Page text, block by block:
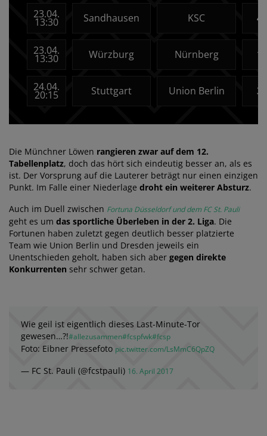
23.04.
13:30 Sandhausen KSC
23.04.
13:30 Würzburg Nürnberg
24.04.
20:15 Stuttgart Union Berlin
Die Münchner Löwen rangieren zwar auf dem 12.
Tabellenplatz, doch das hört sich eindeutig besser an, als es
ist. Der Vorsprung auf die Lauterer beträgt nur einen einzigen
Punkt. Im Falle einer Niederlage droht ein weiterer Absturz.
Auch im Duell zwischen Fortuna Düsseldorf und dem FC St. Pauli
geht es um das sportliche Überleben in der 2. Liga. Die
Fortunen haben zuletzt gegen deutlich besser platzierte
Team wie Union Berlin und Dresden jeweils ein
Unentschieden geholt, haben sich aber gegen direkte
Konkurrenten sehr schwer getan.
Wie geil ist eigentlich dieses Last-Minute-Tor
gewesen…?!#allezusammen#fcspfwk#fcsp
Foto: Eibner Pressefoto pic.twitter.com/LsMmC6QpZQ
— FC St. Pauli (@fcstpauli) 16. April 2017